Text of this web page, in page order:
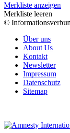
Merkliste anzeigen
Merkliste leeren
©
Über uns
About Us
Kontakt
Newsletter
Impressum
Datenschutz
Sitemap